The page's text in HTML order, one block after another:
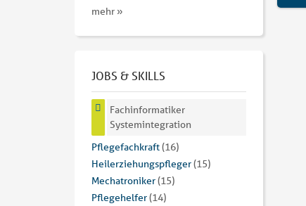
mehr »
JOBS & SKILLS
Fachinformatiker
Systemintegration
Pflegefachkraft(16)
Heilerziehungspfleger(15)
Mechatroniker(15)
Pflegehelfer(14)